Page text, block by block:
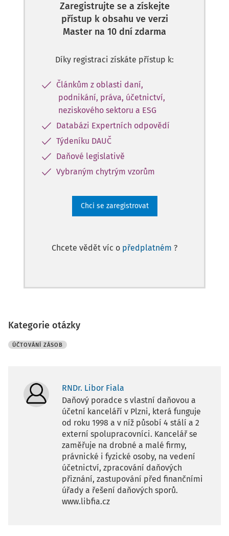
Zaregistrujte se a získejte
přístup k obsahu ve verzi
Master na 10 dní zdarma
Díky registraci získáte přístup k:
Článkům z oblasti daní,
podnikání, práva, účetnictví,
neziskového sektoru a ESG
Databázi Expertních odpovědí
Týdeníku DAUČ
Daňové legislativě
Vybraným chytrým vzorům
Chci se zaregistrovat
Chcete vědět víc o předplatném ?
Kategorie otázky
ÚČTOVÁNÍ ZÁSOB
RNDr. Libor Fiala
Daňový poradce s vlastní daňovou a
účetní kanceláří v Plzni, která funguje
od roku 1998 a v níž působí 4 stálí a 2
externí spolupracovníci. Kancelář se
zaměřuje na drobné a malé firmy,
právnické i fyzické osoby, na vedení
účetnictví, zpracování daňových
přiznání, zastupování před finančními
úřady a řešení daňových sporů.
www.libfia.cz